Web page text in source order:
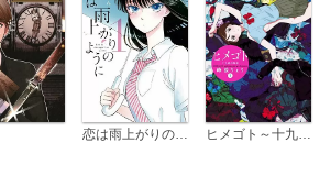
ヒメゴト～十九歳の制服～